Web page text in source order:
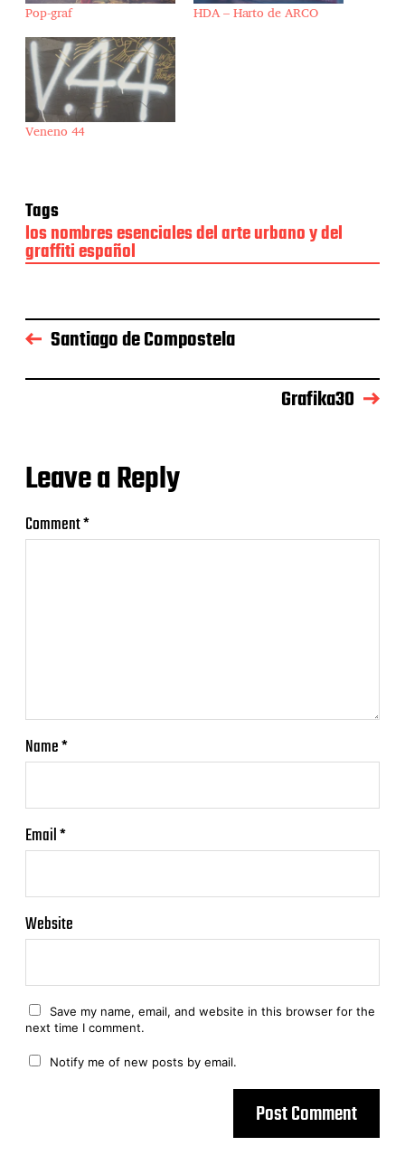
Pop-graf HDA – Harto de ARCO
Veneno 44
Tags
los nombres esenciales del arte urbano y del
graffiti español
Santiago de Compostela
Grafika30
Leave a Reply
Comment*
Name*
Email*
Website
Save my name, email, and website in this browser for the
next time I comment.
Notify me of new posts by email.